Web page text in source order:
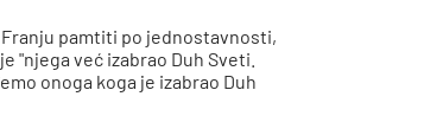
Franju pamtiti po jednostavnosti,
"njega već izabrao Duh Sveti.
onoga koga je izabrao Duh